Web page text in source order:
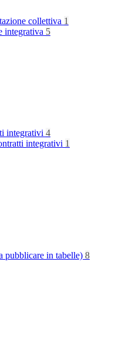
collettiva 1
integrativa 5
integrativi 4
integrativi 1
pubblicare in tabelle) 8